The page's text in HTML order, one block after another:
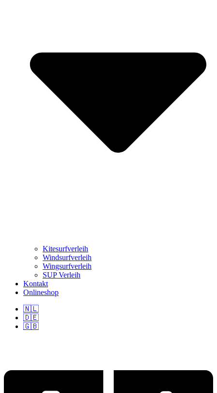
Kitesurfverleih
Windsurfverleih
Wingsurfverleih
SUP Verleih
Kontakt
Onlineshop
🇳🇱
🇩🇪
🇬🇧